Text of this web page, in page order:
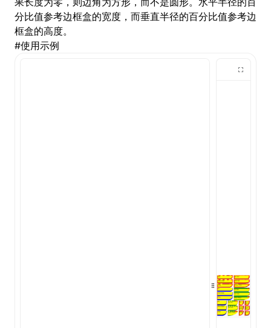
分比值参考边框盒的宽度，而垂直半径的百分比值参考边
框盒的高度。
#使用示例